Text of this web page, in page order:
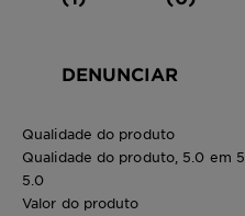
DENUNCIAR
Qualidade do produto
Qualidade do produto, 5.0 em 5
5.0
Valor do produto